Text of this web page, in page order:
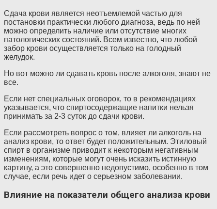
Сдача крови является неотъемлемой частью для
постановки практически любого диагноза, ведь по ней
можно определить наличие или отсутствие многих
патологических состояний. Всем известно, что любой
забор крови осуществляется только на голодный
желудок.
Но вот можно ли сдавать кровь после алкоголя, знают не
все.
Если нет специальных оговорок, то в рекомендациях
указывается, что спиртосодержащие напитки нельзя
принимать за 2-3 суток до сдачи крови.
Если рассмотреть вопрос о том, влияет ли алкоголь на
анализ крови, то ответ будет положительным. Этиловый
спирт в организме приводит к некоторым негативным
изменениям, которые могут очень исказить истинную
картину, а это совершенно недопустимо, особенно в том
случае, если речь идет о серьезном заболевании.
Влияние на показатели общего анализа крови